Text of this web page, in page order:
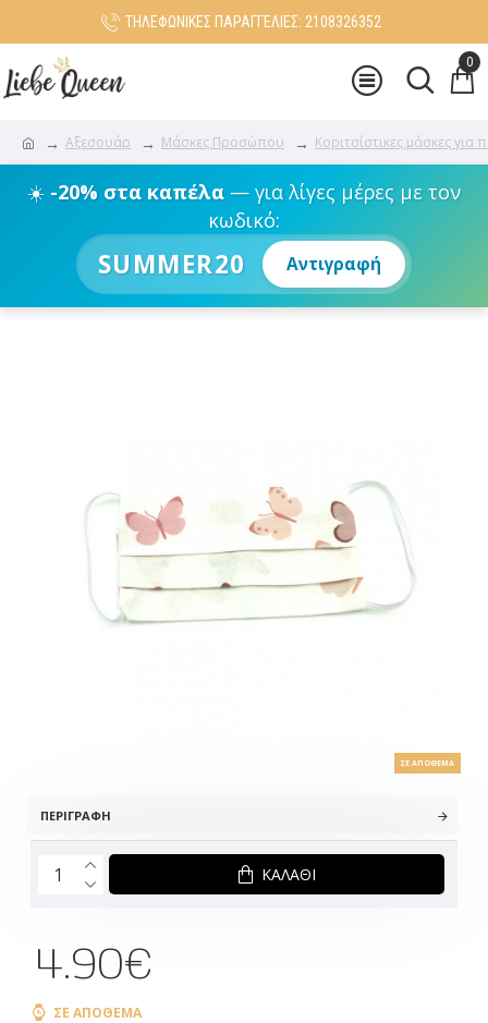
ΤΗΛΕΦΩΝΙΚΕΣ ΠΑΡΑΓΓΕΛΙΕΣ: 2108326352
0
Αξεσουάρ Μάσκες Προσώπου Κοριτσίστικες μάσκες για
☀️ -20% στα καπέλα— για λίγες μέρες με τον
κωδικό:
SUMMER20 Αντιγραφή
ΣΕ ΑΠΌΘΕΜΑ
ΠΕΡΙΓΡΑΦΉ
ΣΕ ΑΠΌΘΕΜΑ
4.90€
ΚΑΛΆΘΙ